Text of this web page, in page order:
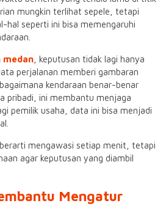
mungkin terlihat sepele, tetapi
hal seperti ini bisa memengaruhi
medan , keputusan tidak lagi hanya
perjalanan memberi gambaran
kendaraan benar-benar
pribadi, ini membantu menjaga
pemilik usaha, data ini bisa menjadi
mengawasi setiap menit, tetapi
agar keputusan yang diambil
Mengatur